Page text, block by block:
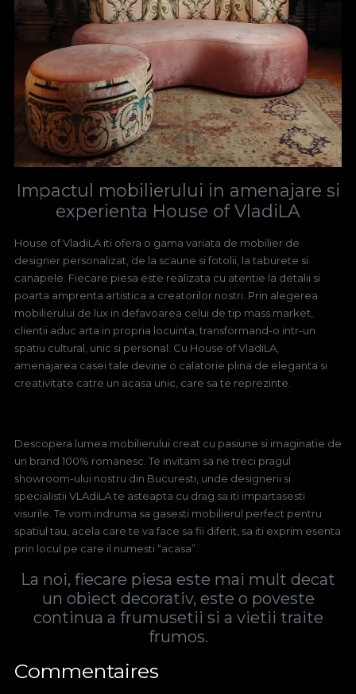
Impactul mobilierului in amenajare si
experienta House of VladiLA
House of VladiLA iti ofera o gama variata de mobilier de
designer personalizat, de la scaune si fotolii, la taburete si
canapele. Fiecare piesa este realizata cu atentie la detalii si
poarta amprenta artistica a creatorilor nostri. Prin alegerea
mobilierului de lux in defavoarea celui de tip mass market,
clientii aduc arta in propria locuinta, transformand-o intr-un
spatiu cultural, unic si personal. Cu House of VladiLA,
amenajarea casei tale devine o calatorie plina de eleganta si
creativitate catre un acasa unic, care sa te reprezinte.
Descopera lumea mobilierului creat cu pasiune si imaginatie de
un brand 100% romanesc. Te invitam sa ne treci pragul
showroom-ului nostru din Bucuresti, unde designerii si
specialistii VLAdiLA te asteapta cu drag sa iti impartasesti
visurile. Te vom indruma sa gasesti mobilierul perfect pentru
spatiul tau, acela care te va face sa fii diferit, sa iti exprim esenta
prin locul pe care il numesti “acasa”.
La noi, fiecare piesa este mai mult decat
un obiect decorativ, este o poveste
continua a frumusetii si a vietii traite
frumos.
Commentaires